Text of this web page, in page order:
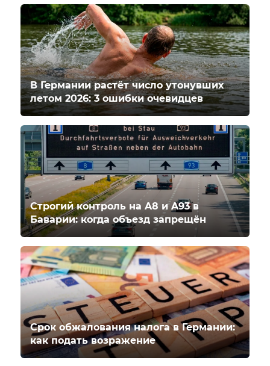
В Германии растёт число утонувших
летом 2026: 3 ошибки очевидцев
Строгий контроль на A8 и A93 в
Баварии: когда объезд запрещён
Срок обжалования налога в Германии:
как подать возражение